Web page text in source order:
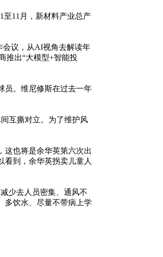
11月，新材料产业总产
议，从AI视角去解读年
推出“大模型+智能投
员。维尼修斯在过去一年
互撕对立。为了维护风
也将是余华英第六次出
看到，余华英拐卖儿童人
少去人员密集、通风不
多饮水、尽量不带病上学